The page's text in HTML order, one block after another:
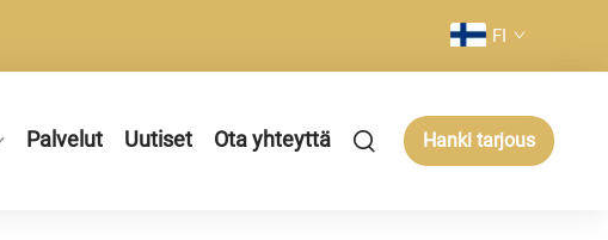
FI
Palvelut Uutiset Ota yhteyttä Hanki tarjous